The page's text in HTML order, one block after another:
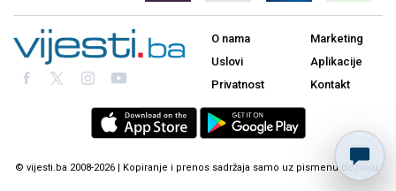
O nama
Uslovi
Privatnost
Marketing
Aplikacije
Kontakt
© vijesti.ba 2008-2026 | Kopiranje i prenos sadržaja samo uz pismenu dozvolu.